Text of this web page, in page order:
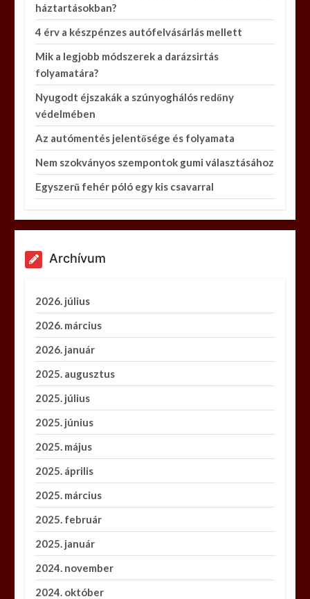
háztartásokban?
4 érv a készpénzes autófelvásárlás mellett
Mik a legjobb módszerek a darázsirtás
folyamatára?
Nyugodt éjszakák a szúnyoghálós redőny
védelmében
Az autómentés jelentősége és folyamata
Nem szokványos szempontok gumi választásához
Egyszerű fehér póló egy kis csavarral
Archívum
2026. július
2026. március
2026. január
2025. augusztus
2025. július
2025. június
2025. május
2025. április
2025. március
2025. február
2025. január
2024. november
2024. október